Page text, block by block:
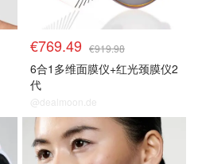
€769.49 €919.98
6合1多维面膜仪+红光颈膜仪2
代
@dealmoon.de